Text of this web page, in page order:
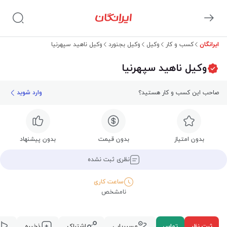
ایرانگان کسب و کار وکیل وکیل بجنورد وکیل ناهید سپهرنیا
وکیل ناهید سپهرنیا
صاحب این کسب و کار هستید؟ وارد شوید
بدون امتیاز بدون قیمت بدون پیشنهاد
نظری ثبت نشده
ساعت کاری
نامشخص